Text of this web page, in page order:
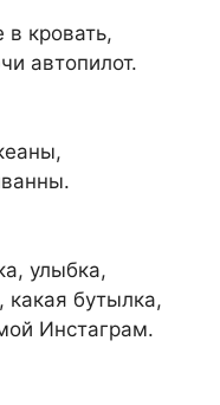
в кровать,
автопилот.
улыбка,
бутылка,
Инстаграм.